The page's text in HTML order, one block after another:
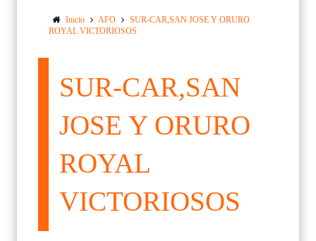
Inicio AFO
SUR-CAR,SAN JOSE Y ORURO
ROYAL VICTORIOSOS
SUR-CAR,SAN
JOSE Y ORURO
ROYAL
VICTORIOSOS